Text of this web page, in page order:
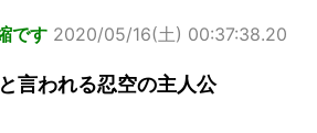
です 2020/05/16(土) 00:37:38.20
言われる忍空の主人公